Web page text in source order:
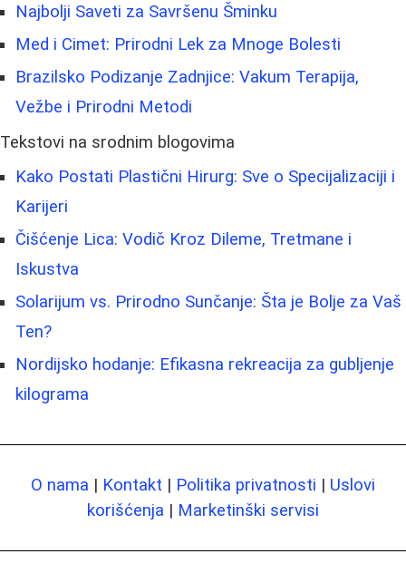
Najbolji Saveti za Savršenu Šminku
Med i Cimet: Prirodni Lek za Mnoge Bolesti
Brazilsko Podizanje Zadnjice: Vakum Terapija,
Vežbe i Prirodni Metodi
Tekstovi na srodnim blogovima
Kako Postati Plastični Hirurg: Sve o Specijalizaciji i
Karijeri
Čišćenje Lica: Vodič Kroz Dileme, Tretmane i
Iskustva
Solarijum vs. Prirodno Sunčanje: Šta je Bolje za Vaš
Ten?
Nordijsko hodanje: Efikasna rekreacija za gubljenje
kilograma
O nama | Kontakt | Politika privatnosti | Uslovi
korišćenja | Marketinški servisi